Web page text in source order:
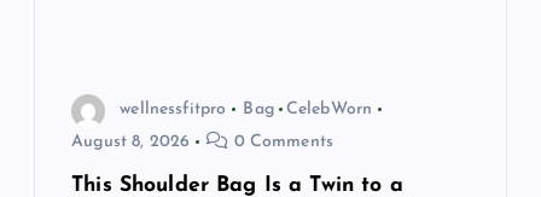
wellnessfitpro Bag
CelebWorn
August 8, 2026
0 Comments
This Shoulder Bag Is a Twin to a